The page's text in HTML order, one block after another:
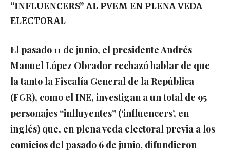
“INFLUENCERS” AL PVEM EN PLENA VEDA
ELECTORAL
El pasado 11 de junio, el presidente Andrés
Manuel López Obrador rechazó hablar de que
la tanto la Fiscalía General de la República
(FGR), como el INE, investigan a un total de 95
personajes “influyentes” (‘influencers’, en
inglés) que, en plena veda electoral previa a los
comicios del pasado 6 de junio, difundieron